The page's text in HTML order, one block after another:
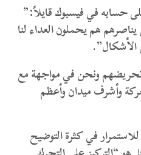
حسابه في فيسبوك قايلاً:”
هم يحملون العداء لنا
الأشكال”.
ونحن في مواجهة مع
وأشرف ميدان وأعظم
في كثرة التوضيح